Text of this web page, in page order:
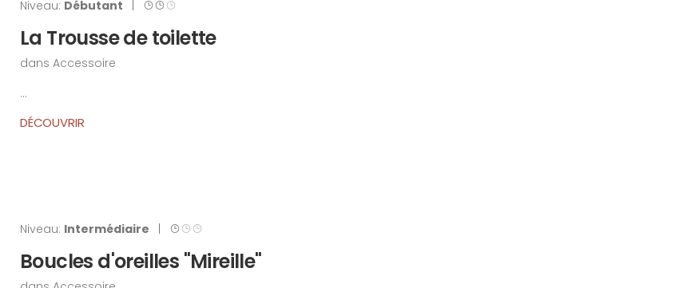
Niveau: Débutant
La Trousse de toilette
dans Accessoire
...
DÉCOUVRIR
Niveau: Intermédiaire
Boucles d'oreilles "Mireille"